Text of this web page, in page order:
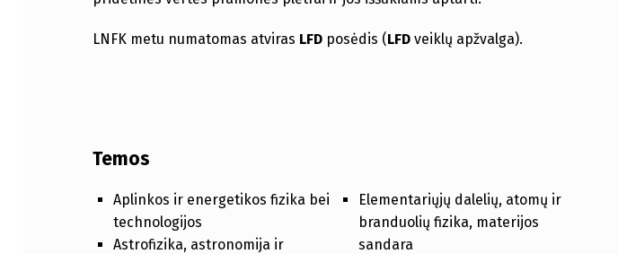
LNFK metu numatomas atviras LFD posėdis (LFD veiklų apžvalga).
Temos
Aplinkos ir energetikos fizika bei
technologijos
Astrofizika, astronomija ir
Elementariųjų dalelių, atomų ir
branduolių fizika, materijos
sandara